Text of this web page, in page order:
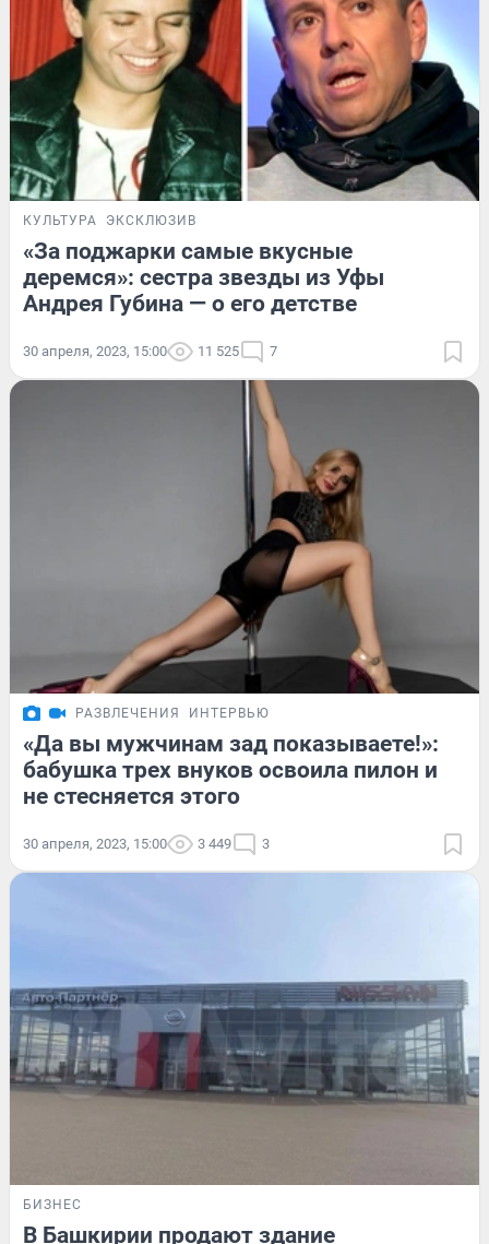
КУЛЬТУРА ЭКСКЛЮЗИВ
«За поджарки самые вкусные
деремся»: сестра звезды из Уфы
Андрея Губина — о его детстве
30 апреля, 2023, 15:00 11 525 7
РАЗВЛЕЧЕНИЯ ИНТЕРВЬЮ
«Да вы мужчинам зад показываете!»:
бабушка трех внуков освоила пилон и
не стесняется этого
30 апреля, 2023, 15:00 3 449 3
БИЗНЕС
В Башкирии продают здание